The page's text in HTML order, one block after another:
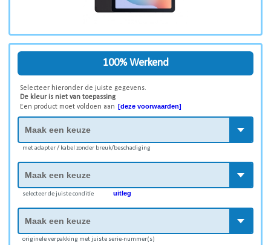
100% Werkend
Selecteer hieronder de juiste gegevens.
De kleur is niet van toepassing
Een product moet voldoen aan [deze voorwaarden]
met adapter / kabel zonder breuk/beschadiging
selecteer de juiste conditie uitleg
originele verpakking met juiste serie-nummer(s)